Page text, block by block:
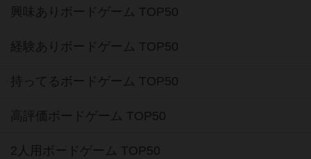
興味ありボードゲーム TOP50
経験ありボードゲーム TOP50
持ってるボードゲーム TOP50
高評価ボードゲーム TOP50
2人用ボードゲーム TOP50